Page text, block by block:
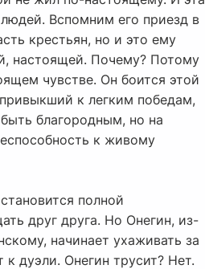
Вспомним его приезд в
крестьян, но и это ему
настоящей. Почему? Потому
чувстве. Он боится этой
к легким победам,
благородным, но на
к живому
полной
друг друга. Но Онегин, из-
начинает ухаживать за
дуэли. Онегин трусит? Нет.